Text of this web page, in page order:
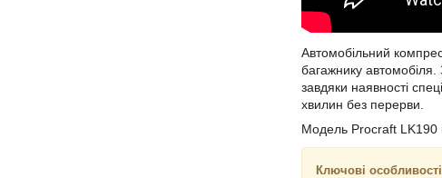
Автомобільний
багажнику автомобіля.
завдяки наявності
хвилин без перерви.
Модель Procraft LK190
Ключові